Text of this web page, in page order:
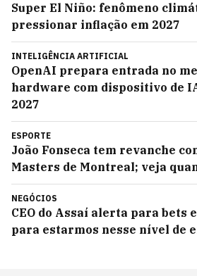
Super El Niño: fenômeno
pressionar inflação em 2027
INTELIGÊNCIA ARTIFICIAL
OpenAI prepara entrada no
hardware com dispositivo de
2027
ESPORTE
João Fonseca tem revanche
Masters de Montreal; veja
NEGÓCIOS
CEO do Assaí alerta para bets
para estarmos nesse nível de